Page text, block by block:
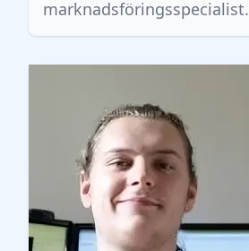
marknadsföringsspecialist.